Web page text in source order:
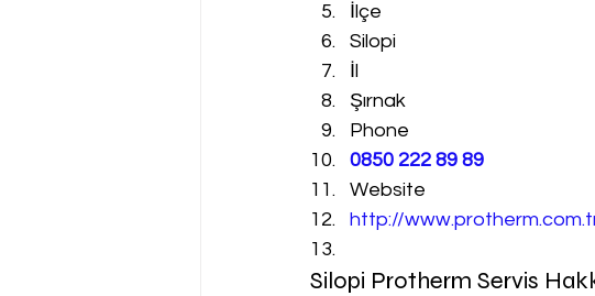
İlçe
Silopi
İl
Şırnak
Phone
0850 222 89 89
Website
http://
Silopi Protherm Servis